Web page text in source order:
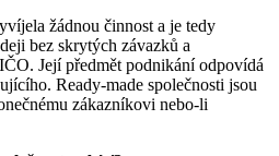
žádnou činnost a je tedy
bez skrytých závazků a
Její předmět podnikání odpovídá
Ready-made společnosti jsou
zákazníkovi nebo-li